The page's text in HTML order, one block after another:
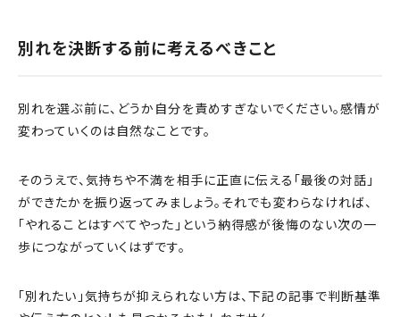
別れを決断する前に考えるべきこと
別れを選ぶ前に、どうか自分を責めすぎないでください。感情が
変わっていくのは自然なことです。
そのうえで、気持ちや不満を相手に正直に伝える「最後の対話」
ができたかを振り返ってみましょう。それでも変わらなければ、
「やれることはすべてやった」という納得感が後悔のない次の一
歩につながっていくはずです。
「別れたい」気持ちが抑えられない方は、下記の記事で判断基準